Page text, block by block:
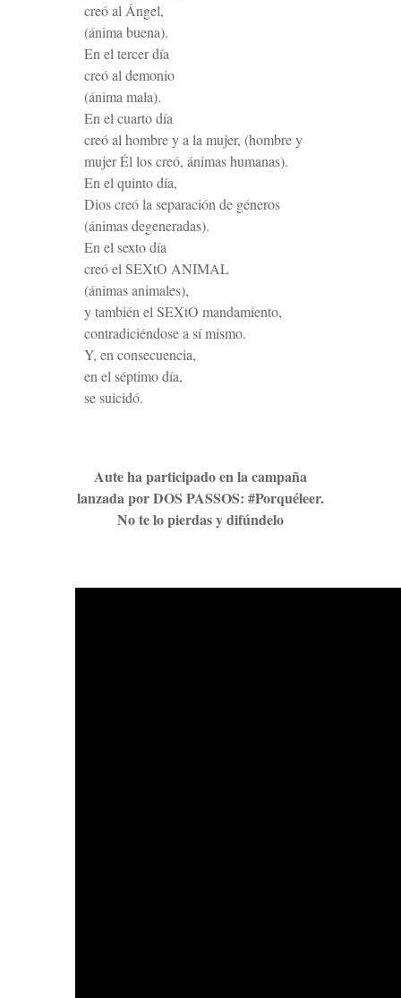
creó al Ángel,
(ánima buena).
En el tercer día
creó al demonio
(ánima mala).
En el cuarto día
creó al hombre y a la mujer, (hombre y
mujer Él los creó, ánimas humanas).
En el quinto día,
Dios creó la separación de géneros
(ánimas degeneradas).
En el sexto día
creó el SEXtO ANIMAL
(ánimas animales),
y también el SEXtO mandamiento,
contradiciéndose a sí mismo.
Y, en consecuencia,
en el séptimo día,
se suicidó.
Aute ha participado en la campaña
lanzada por DOS PASSOS: #Porquéleer.
No te lo pierdas y difúndelo